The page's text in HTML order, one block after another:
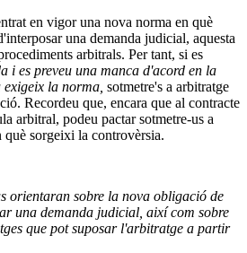
en vigor una nova norma en què
una demanda judicial, aquesta
arbitrals. Per tant, si es
i es preveu una manca d'acord en la
la norma, sotmetre's a arbitratge
Recordeu que, encara que al contracte
arbitral, podeu pactar sotmetre-us a
què sorgeixi la controvèrsia.
orientaran sobre la nova obligació de
una demanda judicial, així com sobre
que pot suposar l'arbitratge a partir